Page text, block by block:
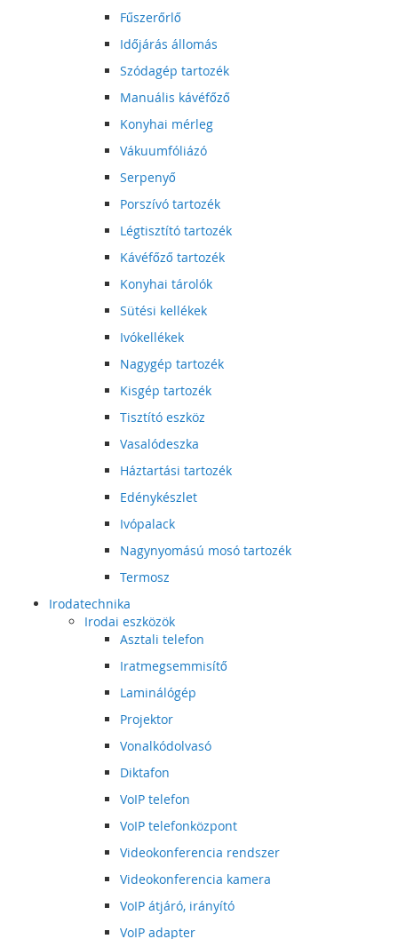
Fűszerőrlő
Időjárás állomás
Szódagép tartozék
Manuális kávéfőző
Konyhai mérleg
Vákuumfóliázó
Serpenyő
Porszívó tartozék
Légtisztító tartozék
Kávéfőző tartozék
Konyhai tárolók
Sütési kellékek
Ivókellékek
Nagygép tartozék
Kisgép tartozék
Tisztító eszköz
Vasalódeszka
Háztartási tartozék
Edénykészlet
Ivópalack
Nagynyomású mosó tartozék
Termosz
Irodatechnika
Irodai eszközök
Asztali telefon
Iratmegsemmisítő
Laminálógép
Projektor
Vonalkódolvasó
Diktafon
VoIP telefon
VoIP telefonközpont
Videokonferencia rendszer
Videokonferencia kamera
VoIP átjáró, irányító
VoIP adapter